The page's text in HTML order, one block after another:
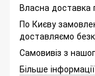
Власна доставка
По Києву
доставляємо
Самовивіз з
Більше